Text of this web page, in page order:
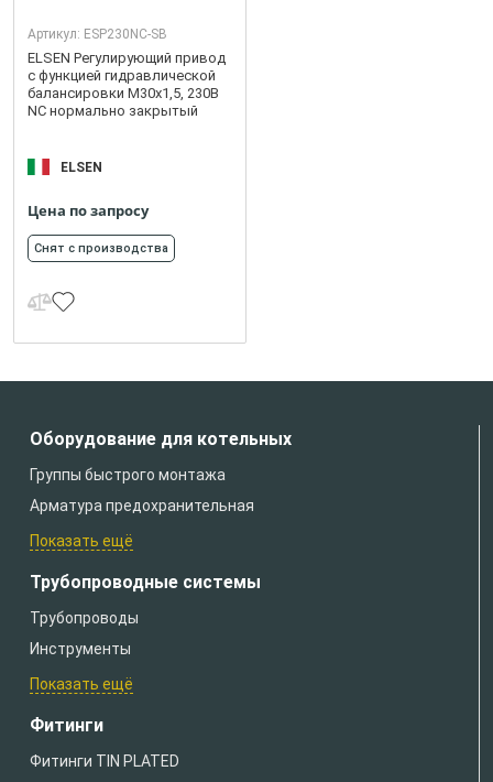
Артикул: ESP230NC-SB
ELSEN Регулирующий привод
с функцией гидравлической
балансировки M30x1,5, 230B
NC нормально закрытый
ELSEN
Цена по запросу
Снят с производства
Оборудование для котельных
Группы быстрого монтажа
Арматура предохранительная
Показать ещё
Трубопроводные системы
Трубопроводы
Инструменты
Показать ещё
Фитинги
Фитинги TIN PLATED